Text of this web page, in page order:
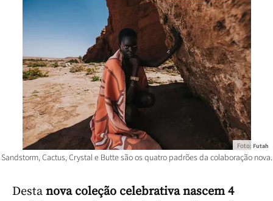
Sandstorm, Cactus, Crystal e Butte são os quatro padrões da colaboração nova.
Foto: Futah
Desta nova coleção celebrativa nascem 4